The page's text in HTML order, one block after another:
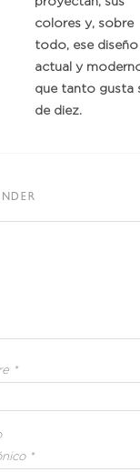
colores y, sobre
todo, ese
actual y
que tanto gusta
de diez.
*
*